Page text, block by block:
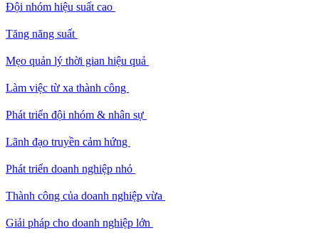
Đội nhóm hiệu suất cao
Tăng năng suất
Mẹo quản lý thời gian hiệu quả
Làm việc từ xa thành công
Phát triển đội nhóm & nhân sự
Lãnh đạo truyền cảm hứng
Phát triển doanh nghiệp nhỏ
Thành công của doanh nghiệp vừa
Giải pháp cho doanh nghiệp lớn